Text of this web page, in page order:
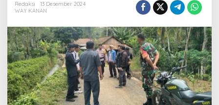
P
W
a
y
K
a
n
a
n
Redaksi
13 Desember 2024
WAY KANAN